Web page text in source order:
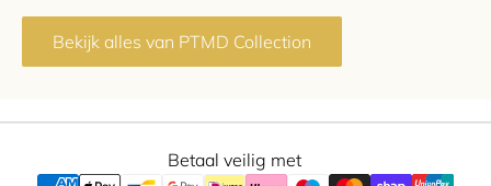
Bekijk alles van PTMD Collection
Betaal veilig met